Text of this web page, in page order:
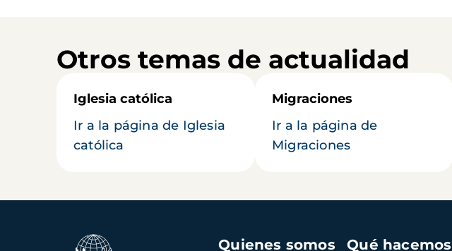
Otros temas de actualidad
Iglesia católica
Ir a la página de Iglesia
católica
Migraciones
Ir a la página de
Migraciones
Navegación
Quienes somos Qué hacemos